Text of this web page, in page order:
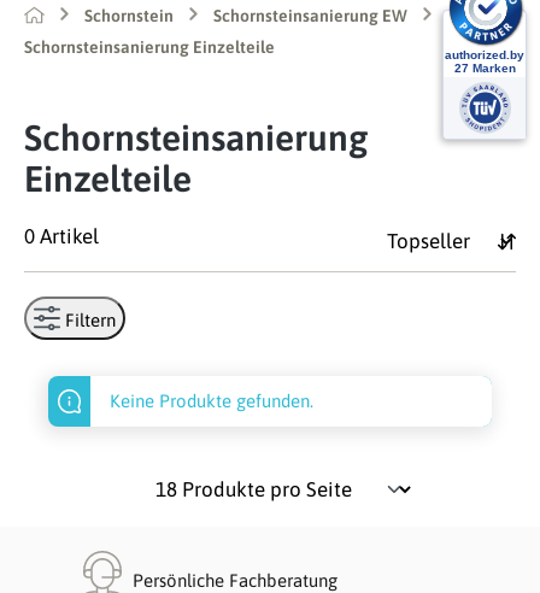
Schornstein
Schornsteinsanierung EW
Schornsteinsanierung Einzelteile
Schornsteinsanierung
Einzelteile
0 Artikel
Filtern
Keine Produkte gefunden.
Persönliche Fachberatung